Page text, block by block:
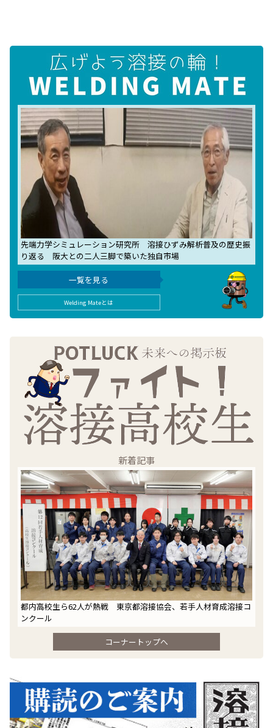
先端力学シミュレーション研究所 溶接ひずみ解析普及の歴史振
り返る 阪大との二人三脚で築いた独自市場
一覧を見る
Welding Mateとは
新着記事
都内高校生ら62人が熱戦 東京都溶接協会、若手人材育成溶接コ
ンクール
コーナートップへ